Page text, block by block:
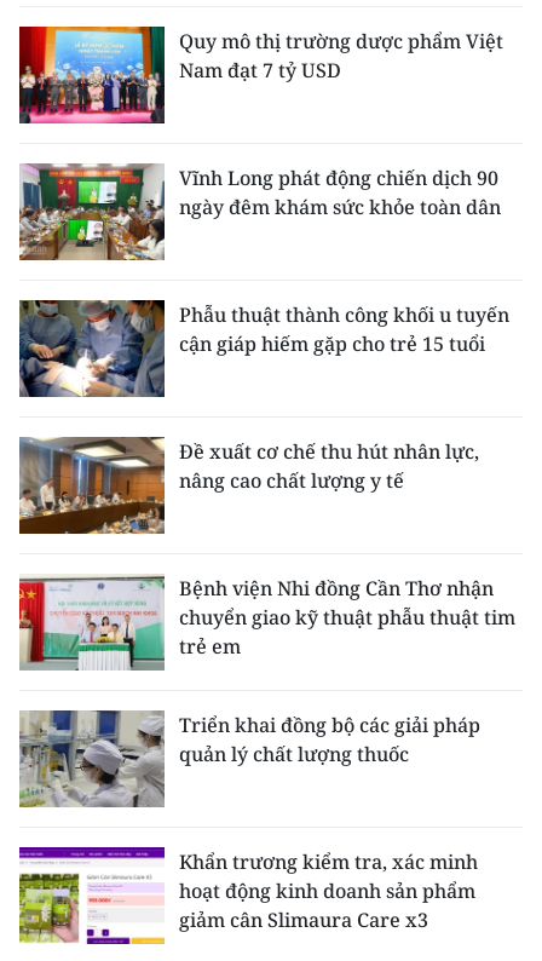
Quy mô thị trường dược phẩm Việt
Nam đạt 7 tỷ USD
Vĩnh Long phát động chiến dịch 90
ngày đêm khám sức khỏe toàn dân
Phẫu thuật thành công khối u tuyến
cận giáp hiếm gặp cho trẻ 15 tuổi
Đề xuất cơ chế thu hút nhân lực,
nâng cao chất lượng y tế
Bệnh viện Nhi đồng Cần Thơ nhận
chuyển giao kỹ thuật phẫu thuật tim
trẻ em
Triển khai đồng bộ các giải pháp
quản lý chất lượng thuốc
Khẩn trương kiểm tra, xác minh
hoạt động kinh doanh sản phẩm
giảm cân Slimaura Care x3